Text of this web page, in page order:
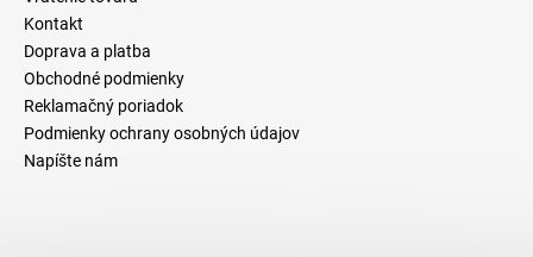
Kontakt
Doprava a platba
Obchodné podmienky
Reklamačný poriadok
Podmienky ochrany osobných údajov
Napíšte nám